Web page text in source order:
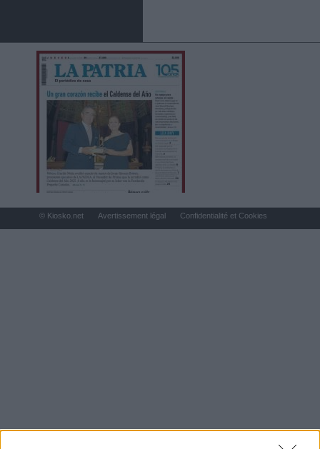
© Kiosko.net Avertissement légal Confidentialité et Cookies